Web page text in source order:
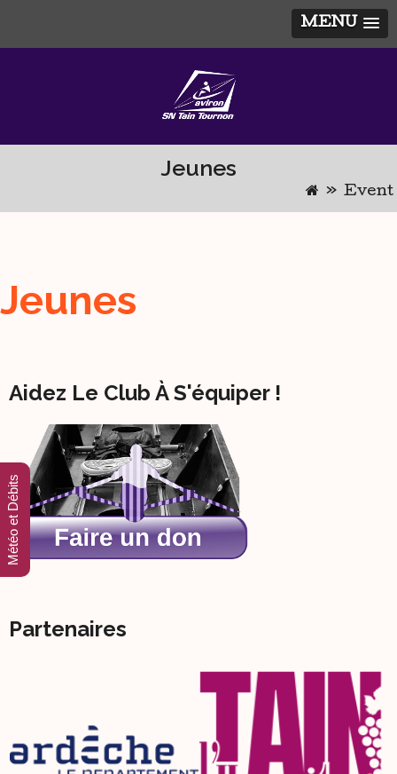
MENU
Jeunes
» Event
Jeunes
Aidez Le Club À S'équiper !
Partenaires
Météo et Débits